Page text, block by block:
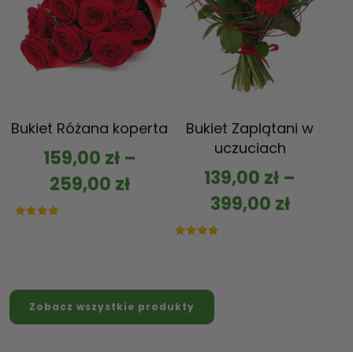
Bukiet Różana koperta
159,00 zł–
259,00 zł
Bukiet Zaplątani w
uczuciach
139,00 zł –
399,00 zł
Zobacz wszystkie produkty